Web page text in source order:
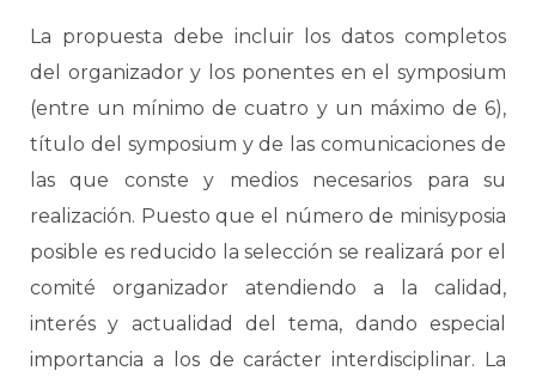
La propuesta debe incluir los datos completos
del organizador y los ponentes en el symposium
(entre un mínimo de cuatro y un máximo de 6),
título del symposium y de las comunicaciones de
las que conste y medios necesarios para su
realización. Puesto que el número de minisyposia
posible es reducido la selección se realizará por el
comité organizador atendiendo a la calidad,
interés y actualidad del tema, dando especial
importancia a los de carácter interdisciplinar. La